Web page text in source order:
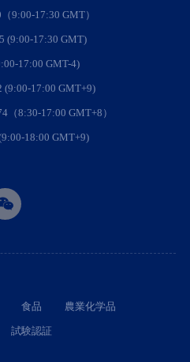
9:00-17:30 GMT）
(9:00-17:30 GMT)
17:00 GMT-4)
(9:00-17:00 GMT+9)
（8:30-17:00 GMT+8）
18:00 GMT+9)
食品 農業化学品
試験認証